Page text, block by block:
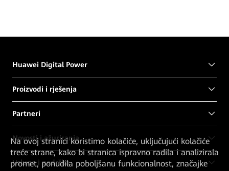
Huawei Digital Power
Proizvodi i rješenja
Partneri
Novosti i ažuriranja
Usluge i podrška
Na ovoj stranici koristimo kolačiće, uključujući kolačiće
treće strane, kako bi stranica ispravno radila i analizirala
promet, ponudila poboljšanu funkcionalnost, značajke